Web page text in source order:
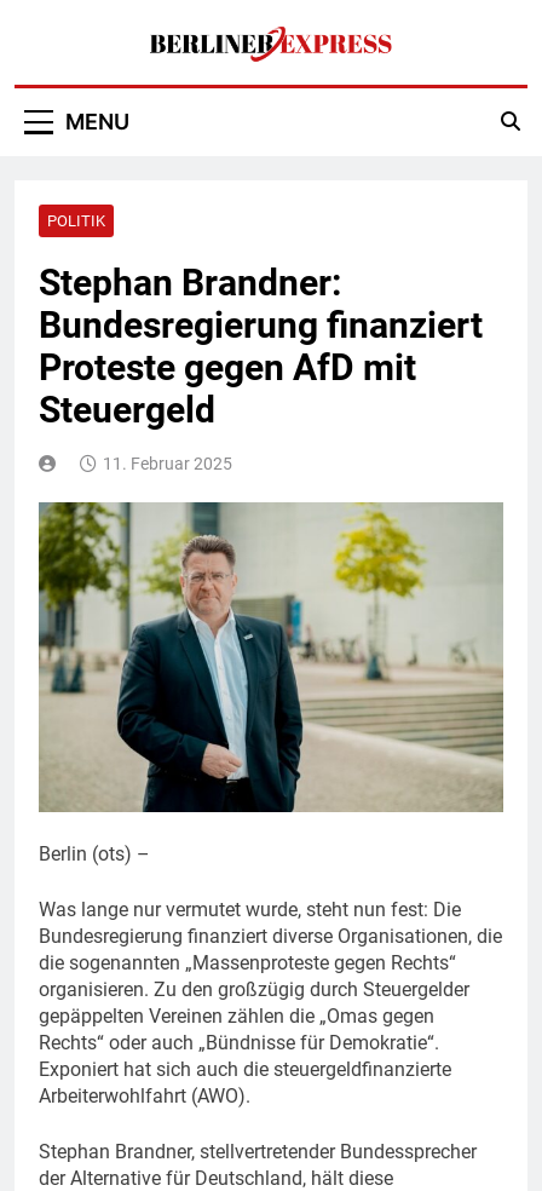
Berliner Express
MENU
POLITIK
Stephan Brandner:
Bundesregierung finanziert
Proteste gegen AfD mit
Steuergeld
11. Februar 2025
Berlin (ots) –
Was lange nur vermutet wurde, steht nun fest: Die
Bundesregierung finanziert diverse Organisationen, die
die sogenannten „Massenproteste gegen Rechts“
organisieren. Zu den großzügig durch Steuergelder
gepäppelten Vereinen zählen die „Omas gegen
Rechts“ oder auch „Bündnisse für Demokratie“.
Exponiert hat sich auch die steuergeldfinanzierte
Arbeiterwohlfahrt (AWO).
Stephan Brandner, stellvertretender Bundessprecher
der Alternative für Deutschland, hält diese